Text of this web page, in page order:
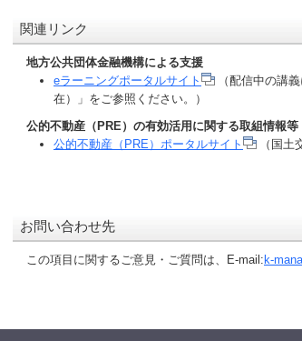
関連リンク
地方公共団体金融機構による支援
eラーニングポータルサイト
（配信中の講
在）」をご参照ください。）
公的不動産（PRE）の有効活用に関する取組情報等
公的不動産（PRE）ポータルサイト
（国
お問い合わせ先
この項目に関するご意見・ご質問は、E-mail: k-